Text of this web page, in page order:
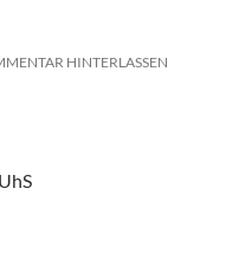
HINTERLASSEN